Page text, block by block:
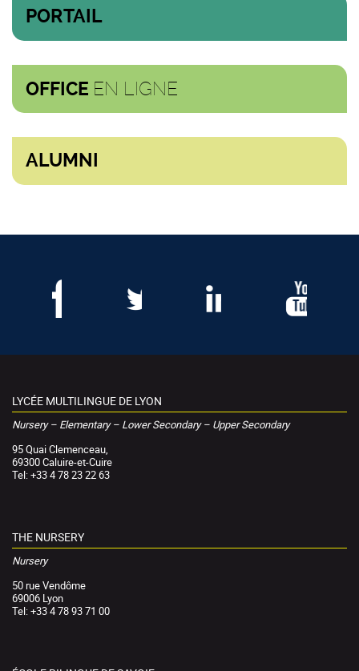
PORTAIL
OFFICE EN LIGNE
ALUMNI
LYCÉE MULTILINGUE DE LYON
Nursery – Elementary – Lower Secondary – Upper Secondary
95 Quai Clemenceau,
69300 Caluire-et-Cuire
Tel: +33 4 78 23 22 63
THE NURSERY
Nursery
50 rue Vendôme
69006 Lyon
Tel: +33 4 78 93 71 00